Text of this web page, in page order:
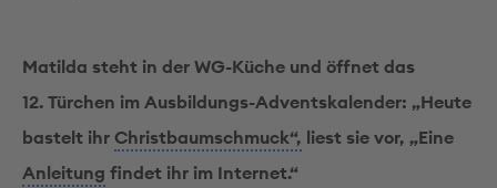
Matilda steht in der WG-Küche und öffnet das
12. Türchen im Ausbildungs-Adventskalender: „Heute
bastelt ihr Christbaumschmuck“, liest sie vor, „Eine
Anleitung findet ihr im Internet.“